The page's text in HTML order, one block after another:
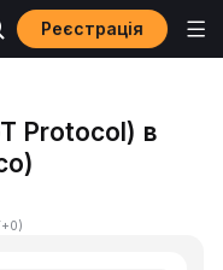
Реєстрація
Protocol) в
)